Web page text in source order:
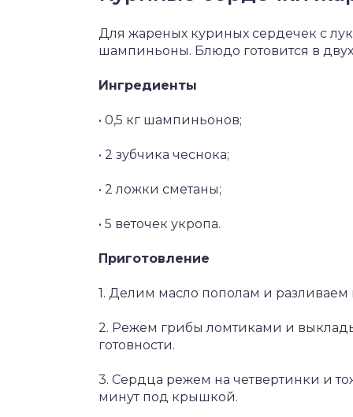
Для жареных куриных сердечек с
шампиньоны. Блюдо готовится в
Ингредиенты
• 0,5 кг шампиньонов;
• 2 зубчика чеснока;
• 2 ложки сметаны;
• 5 веточек укропа.
Приготовление
1. Делим масло пополам и разливаем
2. Режем грибы ломтиками и
готовности.
3. Сердца режем на четвертинки и
минут под крышкой.